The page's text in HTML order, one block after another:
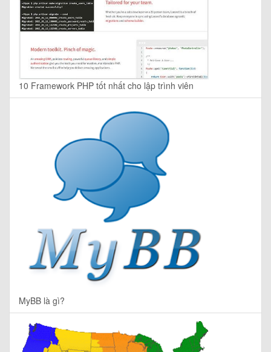
10 Framework PHP tốt nhất cho lập trình viên
MyBB là gì?